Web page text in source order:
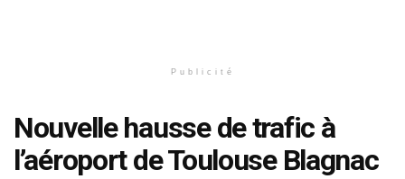
Publicité
Nouvelle hausse de trafic à
l’aéroport de Toulouse Blagnac